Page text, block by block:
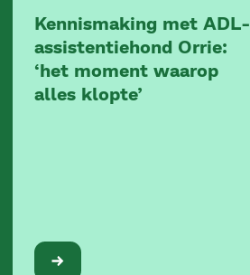
Kennismaking met ADL-
assistentiehond Orrie:
‘het moment waarop
alles klopte’